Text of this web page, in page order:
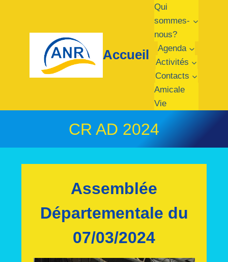
Accueil
Qui
sommes-
nous?
Agenda
Activités
Contacts
Amicale
Vie
CR AD 2024
Assemblée
Départementale du
07/03/2024